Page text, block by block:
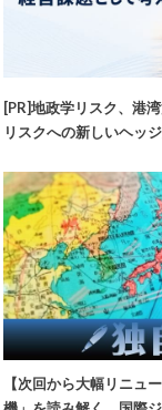
[PR]地政学リスク、港
リスクへの新しいヘッ
【次回から大幅リニュ